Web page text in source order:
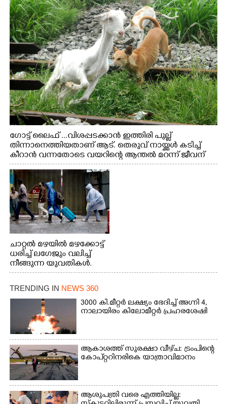
ഗോട്ട് ലൈഫ് ...വിശപ്പടക്കാൻ ഇത്തിരി പുല്ല്
തിന്നാനെത്തിയതാണ് ആട്. തെരുവ് നായ്ക്കൾ കടിച്ച്
കീറാൻ വന്നതോടെ വയറിന്റെ ആന്തൽ മറന്ന് ജീവന്
വേണ്ടിയായി ഓട്ടം. എറണാകുളം വാത്തുരുത്തിയിൽ
നിന്നുള്ള കാഴ്ച
ചാറ്റൽ മഴയിൽ മഴക്കോട്ട്
ധരിച്ച് ലഗേജും വലിച്ച്
നീങ്ങുന്ന യുവതികൾ.
എറണാകുളം മേനകയിൽ
നിന്നുള്ള കാഴ്ച
TRENDING IN NEWS 360
3000 കി.മീറ്റർ ലക്ഷ്യം ഭേദിച്ച് അഗ്നി 4,
നാലായിരം കിലോമീറ്റർ പ്രഹരശേഷി
ആകാശത്ത് സുരക്ഷാ വീഴ്‌ച: ട്രംപിന്റെ
കോ‌പ്‌റ്ററിനരികെ യാത്രാവിമാനം
ആശുപത്രി വരെ എത്തിയില്ല: